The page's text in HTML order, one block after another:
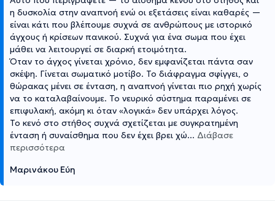
η δυσκολία στην αναπνοή ενώ οι εξετάσεις είναι καθαρές —
είναι κάτι που βλέπουμε συχνά σε ανθρώπους με ιστορικό
άγχους ή κρίσεων πανικού. Συχνά για ένα σωμα που έχει
μάθει να λειτουργεί σε διαρκή ετοιμότητα.
Όταν το άγχος γίνεται χρόνιο, δεν εμφανίζεται πάντα σαν
σκέψη. Γίνεται σωματικό μοτίβο. Το διάφραγμα σφίγγει, ο
θώρακας μένει σε ένταση, η αναπνοή γίνεται πιο ρηχή χωρίς
να το καταλαβαίνουμε. Το νευρικό σύστημα παραμένει σε
επιφυλακή, ακόμη κι όταν «λογικά» δεν υπάρχει λόγος.
Το κενό στο στήθος συχνά σχετίζεται με συγκρατημένη
ένταση ή συναίσθημα που δεν έχει βρει χώ... Διάβασε
περισσότερα
Μαρινάκου Εύη